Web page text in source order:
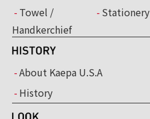
Towel /
Handkerchief
Stationery
About Kaepa U.S.A
History